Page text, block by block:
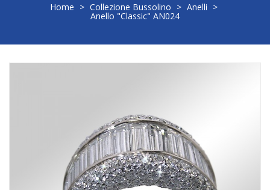
Home > Collezione Bussolino > Anelli >
Anello "Classic" AN024